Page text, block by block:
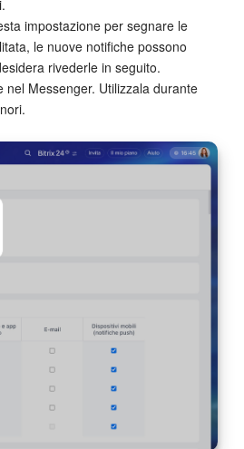
impostazione per segnare le
le nuove notifiche possono
rivederle in seguito.
Messenger. Utilizzala durante